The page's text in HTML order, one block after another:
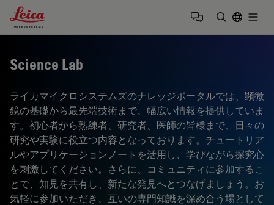
Leica Microsystems Logo
Science Lab
ライカマイクロシステムズのナレッジポータルでは、顕微
鏡の基礎から最先端技術まで、幅広い情報を提供していま
す。初心者から熟練者、研究者、医師の皆様まで、日々の
研究や実験に役立つ内容となっております。チュートリア
ルやアプリケーションノートを活用し、学びながら探究心
を刺激してください。さらに、コミュニティに参加するこ
とで、知見を共有し、新たな発見へとつなげましょう。お
気軽に参加いただき、互いの専門知識を深め合う場として